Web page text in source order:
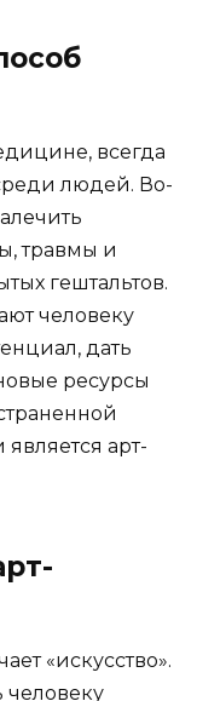
всегда
людей. Во-
травмы и
гештальтов.
человеку
дать
ресурсы
арт-
«искусство».
человеку